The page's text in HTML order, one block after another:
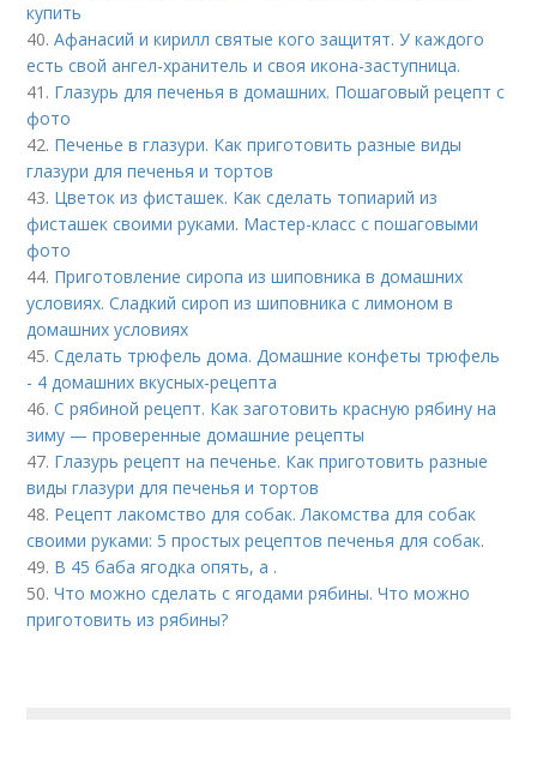
купить
40.Афанасий и кирилл святые кого защитят. У каждого
есть свой ангел-хранитель и своя икона-заступница.
41. Глазурь для печенья в домашних. Пошаговый рецепт с
фото
42. Печенье в глазури. Как приготовить разные виды
глазури для печенья и тортов
43. Цветок из фисташек. Как сделать топиарий из
фисташек своими руками. Мастер-класс с пошаговыми
фото
44. Приготовление сиропа из шиповника в домашних
условиях. Сладкий сироп из шиповника с лимоном в
домашних условиях
45.Сделать трюфель дома. Домашние конфеты трюфель
- 4 домашних вкусных-рецепта
46.С рябиной рецепт. Как заготовить красную рябину на
зиму — проверенные домашние рецепты
47. Глазурь рецепт на печенье. Как приготовить разные
виды глазури для печенья и тортов
48. Рецепт лакомство для собак. Лакомства для собак
своими руками: 5 простых рецептов печенья для собак.
49. В 45 баба ягодка опять, а .
50.Что можно сделать с ягодами рябины. Что можно
приготовить из рябины?